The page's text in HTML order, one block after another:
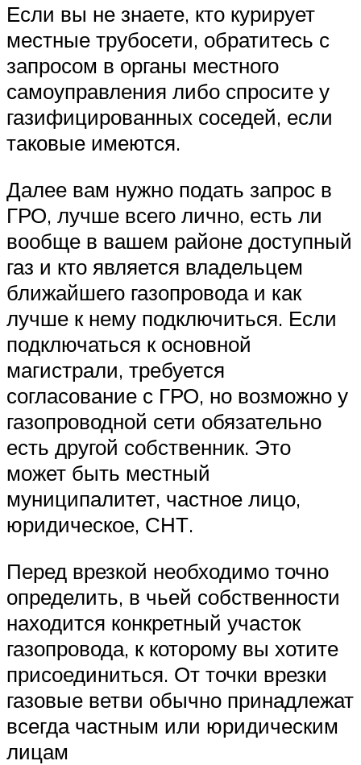
Если вы не знаете, кто курирует
местные трубосети, обратитесь с
запросом в органы местного
самоуправления либо спросите у
газифицированных соседей, если
таковые имеются.
Далее вам нужно подать запрос в
ГРО, лучше всего лично, есть ли
вообще в вашем районе доступный
газ и кто является владельцем
ближайшего газопровода и как
лучше к нему подключиться. Если
подключаться к основной
магистрали, требуется
согласование с ГРО, но возможно у
газопроводной сети обязательно
есть другой собственник. Это
может быть местный
муниципалитет, частное лицо,
юридическое, СНТ.
Перед врезкой необходимо точно
определить, в чьей собственности
находится конкретный участок
газопровода, к которому вы хотите
присоединиться. От точки врезки
газовые ветви обычно принадлежат
всегда частным или юридическим
лицам